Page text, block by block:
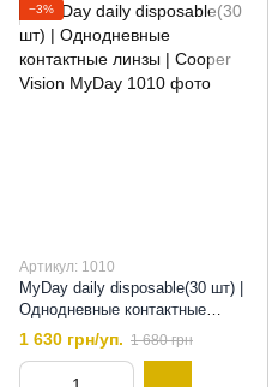
−3%
Артикул: 1010
MyDay daily disposable(30 шт) |
Однодневные контактные
линзы | Cooper Vision MyDay,
1 630 грн/уп. 1 680 грн